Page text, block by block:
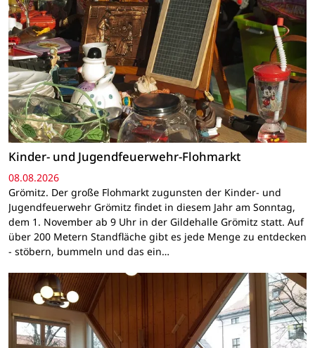
Kinder- und Jugendfeuerwehr-Flohmarkt
08.08.2026
Grömitz. Der große Flohmarkt zugunsten der Kinder- und
Jugendfeuerwehr Grömitz findet in diesem Jahr am Sonntag,
dem 1. November ab 9 Uhr in der Gildehalle Grömitz statt. Auf
über 200 Metern Standfläche gibt es jede Menge zu entdecken
- stöbern, bummeln und das ein…